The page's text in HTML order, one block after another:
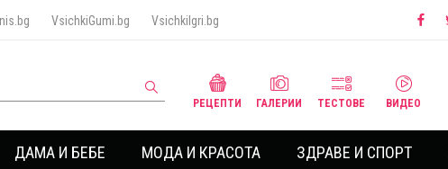
VsichkiGumi.bg VsichkiIgri.bg
РЕЦЕПТИ ГАЛЕРИИ ТЕСТОВЕ ВИДЕО
ДАМА И БЕБЕ МОДА И КРАСОТА ЗДРАВЕ И СПОРТ